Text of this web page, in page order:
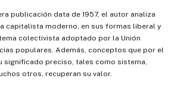
publicación data de 1957, el autor analiza
capitalista moderno, en sus formas liberal y
colectivista adoptado por la Unión
populares. Además, conceptos que por el
preciso, tales como sistema,
otros, recuperan su valor.